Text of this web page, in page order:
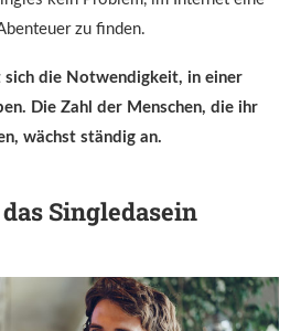
zu finden.
sich die Notwendigkeit, in einer
Die Zahl der Menschen, die ihr
wächst ständig an.
Singledasein